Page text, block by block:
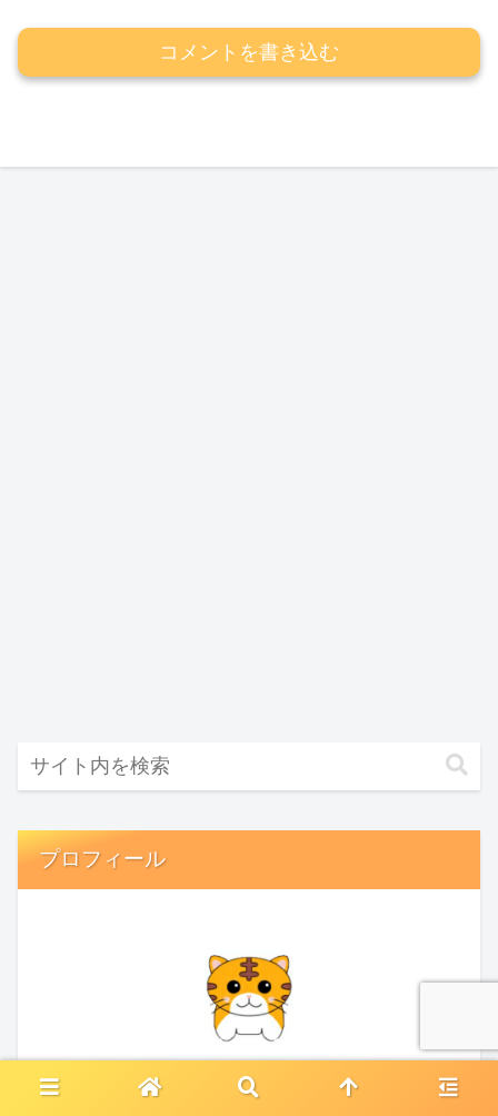
コメントを書き込む
プロフィール
ペリエ